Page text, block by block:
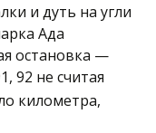
и дуть на угли
Ада
остановка —
92 не считая
километра,